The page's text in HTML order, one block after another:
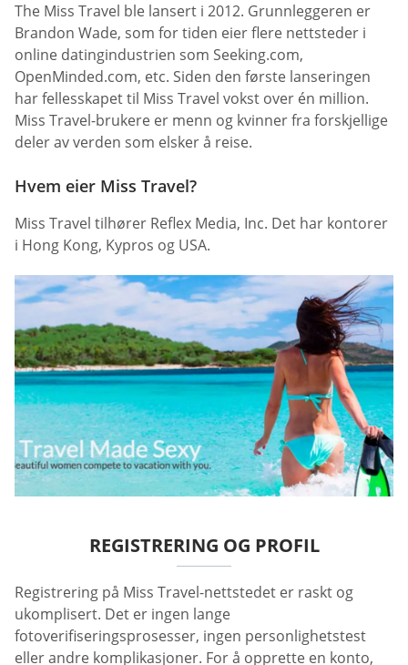
The Miss Travel ble lansert i 2012. Grunnleggeren er
Brandon Wade, som for tiden eier flere nettsteder i
online datingindustrien som Seeking.com,
OpenMinded.com, etc. Siden den første lanseringen
har fellesskapet til Miss Travel vokst over én million.
Miss Travel-brukere er menn og kvinner fra forskjellige
deler av verden som elsker å reise.
Hvem eier Miss Travel?
Miss Travel tilhører Reflex Media, Inc. Det har kontorer
i Hong Kong, Kypros og USA.
REGISTRERING OG PROFIL
Registrering på Miss Travel-nettstedet er raskt og
ukomplisert. Det er ingen lange
fotoverifiseringsprosesser, ingen personlighetstest
eller andre komplikasjoner. For å opprette en konto,